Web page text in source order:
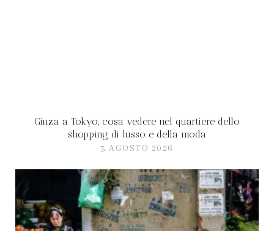
Ginza a Tokyo, cosa vedere nel quartiere dello
shopping di lusso e della moda
3 AGOSTO 2026